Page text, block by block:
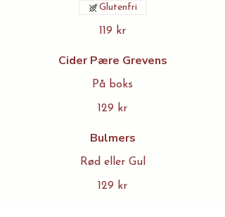
119 kr
Glutenfri
Cider Pære Grevens
På boks
129 kr
Bulmers
Rød eller Gul
129 kr